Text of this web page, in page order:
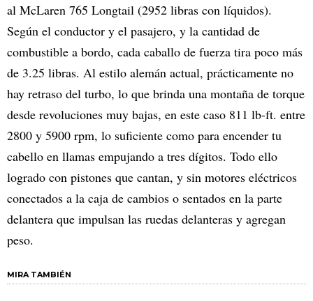
al McLaren 765 Longtail (2952 libras con líquidos).
Según el conductor y el pasajero, y la cantidad de
combustible a bordo, cada caballo de fuerza tira poco más
de 3.25 libras. Al estilo alemán actual, prácticamente no
hay retraso del turbo, lo que brinda una montaña de torque
desde revoluciones muy bajas, en este caso 811 lb-ft. entre
2800 y 5900 rpm, lo suficiente como para encender tu
cabello en llamas empujando a tres dígitos. Todo ello
logrado con pistones que cantan, y sin motores eléctricos
conectados a la caja de cambios o sentados en la parte
delantera que impulsan las ruedas delanteras y agregan
peso.
MIRA TAMBIÉN